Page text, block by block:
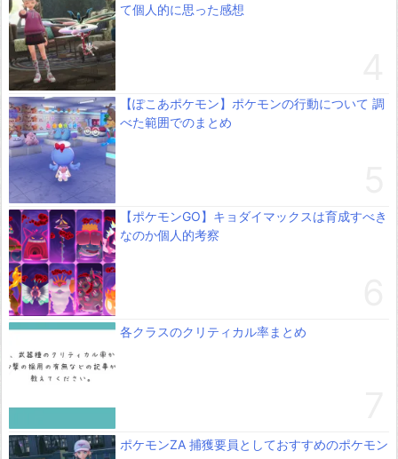
て個人的に思った感想
【ぽこあポケモン】ポケモンの行動について 調
べた範囲でのまとめ
【ポケモンGO】キョダイマックスは育成すべき
なのか個人的考察
各クラスのクリティカル率まとめ
ポケモンZA 捕獲要員としておすすめのポケモン